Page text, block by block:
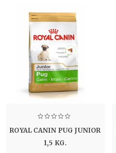
ROYAL CANIN PUG JUNIOR
1,5 KG.